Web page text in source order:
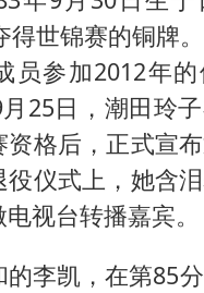
得世锦赛的铜牌
员参加2012年
25日，潮田玲
格后，正式宣
仪式上，她含
视台转播嘉宾。
李凯，在第85